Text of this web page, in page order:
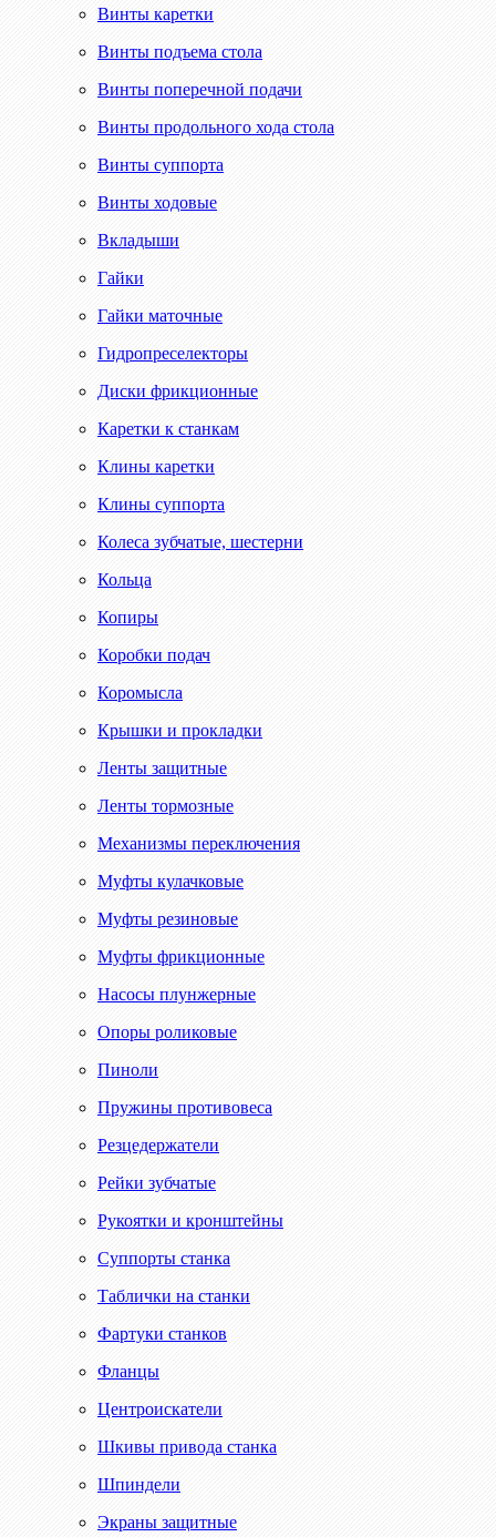
Винты каретки
Винты подъема стола
Винты поперечной подачи
Винты продольного хода стола
Винты суппорта
Винты ходовые
Вкладыши
Гайки
Гайки маточные
Гидропреселекторы
Диски фрикционные
Каретки к станкам
Клины каретки
Клины суппорта
Колеса зубчатые, шестерни
Кольца
Копиры
Коробки подач
Коромысла
Крышки и прокладки
Ленты защитные
Ленты тормозные
Механизмы переключения
Муфты кулачковые
Муфты резиновые
Муфты фрикционные
Насосы плунжерные
Опоры роликовые
Пиноли
Пружины противовеса
Резцедержатели
Рейки зубчатые
Рукоятки и кронштейны
Суппорты станка
Таблички на станки
Фартуки станков
Фланцы
Центроискатели
Шкивы привода станка
Шпиндели
Экраны защитные